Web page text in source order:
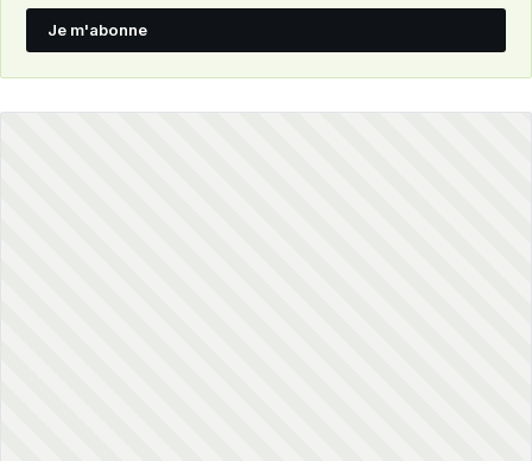
Je m'abonne